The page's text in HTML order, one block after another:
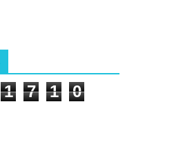
1 7 1 0